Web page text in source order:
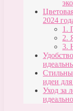
2024
1.
2.
3.
идеи
Уход за